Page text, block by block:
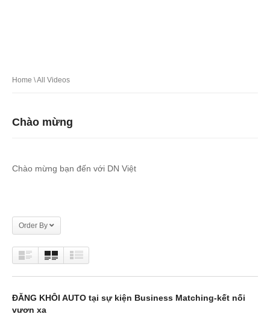
Home \ All Videos
Chào mừng
Chào mừng bạn đến với DN Việt
Order By
ĐĂNG KHÔI AUTO tại sự kiện Business Matching-kết nối
vươn xa